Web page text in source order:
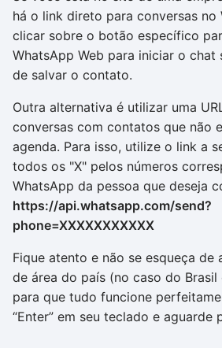
há o link direto para conversas no
clicar sobre o botão específico
WhatsApp Web para iniciar o chat
de salvar o contato.
Outra alternativa é utilizar uma
conversas com contatos que não
agenda. Para isso, utilize o link a
todos os "X" pelos números
WhatsApp da pessoa que deseja
https://api.whatsapp.com/send?
phone=XXXXXXXXXXX
Fique atento e não se esqueça
de área do país (no caso do
para que tudo funcione
“Enter” em seu teclado e aguarde